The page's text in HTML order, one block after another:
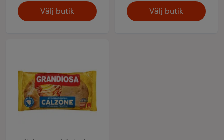
Välj butik Välj butik